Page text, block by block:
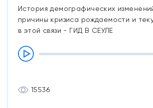
История демографических
причины кризиса рождаемости и
в этой связи - ГИД В СЕУЛЕ
15536